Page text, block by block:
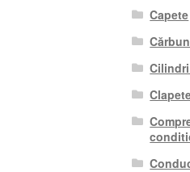
Capete